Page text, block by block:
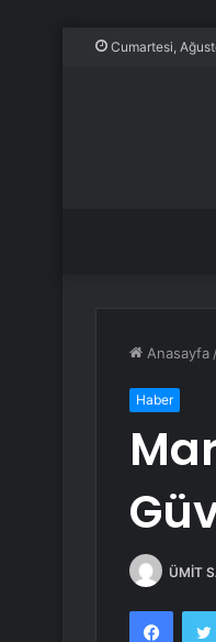
Cumartesi,
Anasayfa
Haber
ÜMİT